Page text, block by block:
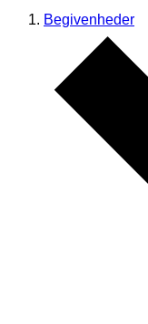
Begivenheder